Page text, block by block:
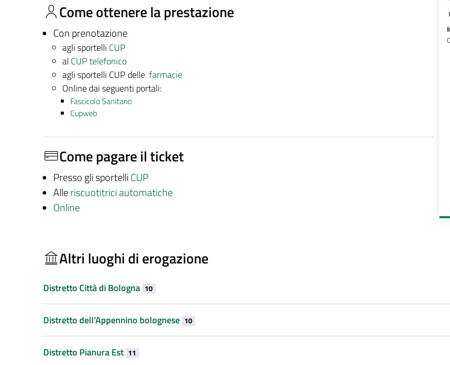
Come ottenere la prestazione
Con prenotazione
agli sportelli CUP
al CUP telefonico
agli sportelli CUP delle farmacie
Online dai seguenti portali:
Fascicolo Sanitario
Cupweb
Come pagare il ticket
Presso gli sportelli CUP
Alleriscuotitrici automatiche
Online
Altri luoghi di erogazione
Distretto Città di Bologna 10
Distretto dell’Appennino bolognese 10
Distretto Pianura Est 11